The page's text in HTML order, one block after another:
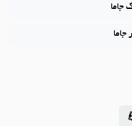
جاما
جاما
در تلگرام
سامانه جاما در آپارات